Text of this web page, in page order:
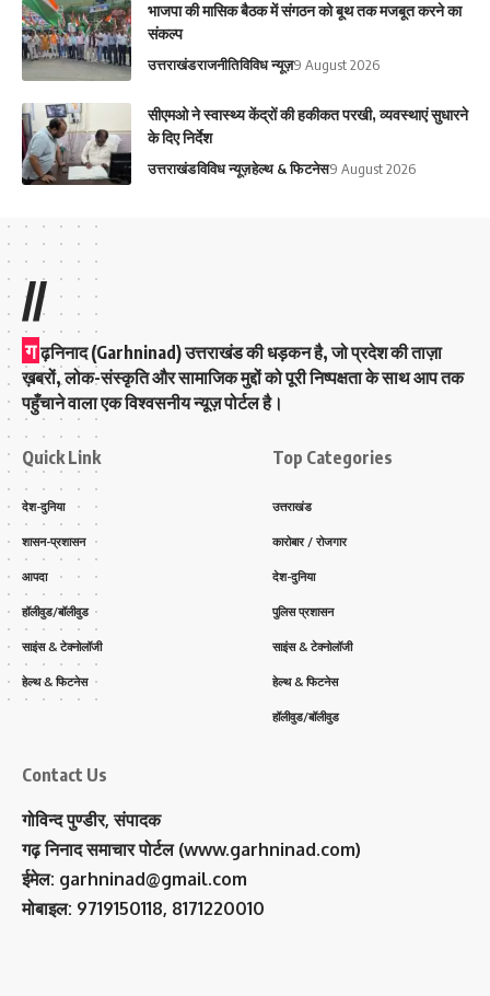
भाजपा की मासिक बैठक में संगठन को बूथ तक मजबूत करने का
संकल्प
उत्तराखंडराजनीतिविविध न्यूज़9 August 2026
सीएमओ ने स्वास्थ्य केंद्रों की हकीकत परखी, व्यवस्थाएं सुधारने
के दिए निर्देश
उत्तराखंडविविध न्यूज़हेल्थ & फिटनेस9 August 2026
//
ग ढ़निनाद (Garhninad) उत्तराखंड की धड़कन है, जो प्रदेश की ताज़ा
ख़बरों, लोक-संस्कृति और सामाजिक मुद्दों को पूरी निष्पक्षता के साथ आप तक
पहुँचाने वाला एक विश्वसनीय न्यूज़ पोर्टल है।
Quick Link
देश-दुनिया
शासन-प्रशासन
आपदा
हॉलीवुड/बॉलीवुड
साइंस & टेक्नोलॉजी
हेल्थ & फिटनेस
Top Categories
उत्तराखंड
कारोबार / रोजगार
देश-दुनिया
पुलिस प्रशासन
साइंस & टेक्नोलॉजी
हेल्थ & फिटनेस
हॉलीवुड/बॉलीवुड
Contact Us
गोविन्द पुण्डीर, संपादक
गढ़ निनाद समाचार पोर्टल (www.garhninad.com)
ईमेल: garhninad@gmail.com
मोबाइल: 9719150118, 8171220010